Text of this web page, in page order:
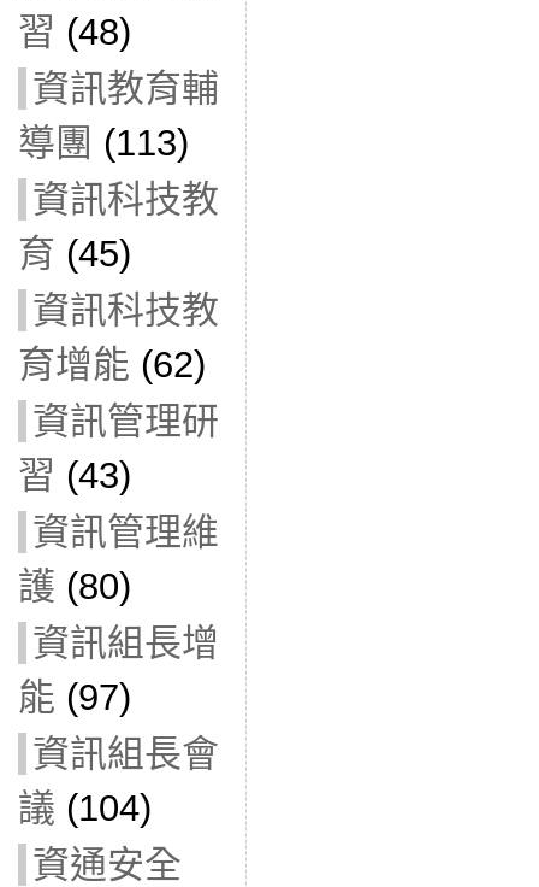
習 (48)
資訊教育輔
導團 (113)
資訊科技教
育 (45)
資訊科技教
育增能 (62)
資訊管理研
習 (43)
資訊管理維
護 (80)
資訊組長增
能 (97)
資訊組長會
議 (104)
資通安全